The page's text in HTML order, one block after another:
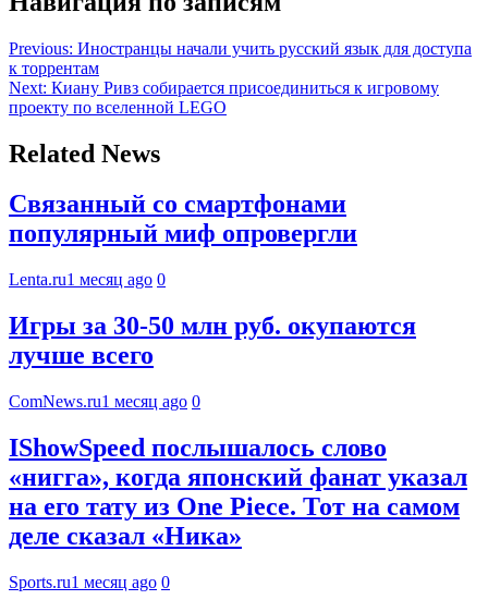
Previous: Иностранцы начали учить русский язык для доступа
к торрентам
Next: Киану Ривз собирается присоединиться к игровому
проекту по вселенной LEGO
Related News
Связанный со смартфонами
популярный миф опровергли
Lenta.ru1 месяц ago 0
Игры за 30-50 млн руб. окупаются
лучше всего
ComNews.ru1 месяц ago 0
IShowSpeed послышалось слово
«нигга», когда японский фанат указал
на его тату из One Piece. Тот на самом
деле сказал «Ника»
Sports.ru1 месяц ago 0